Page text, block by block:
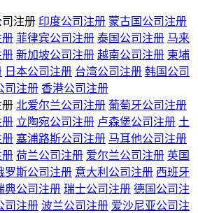
注册 印度公司注册 蒙古国公司注册
册 菲律宾公司注册 泰国公司注册 马来
册 新加坡公司注册 越南公司注册 柬埔
日本公司注册 台湾公司注册 韩国公司
司注册 香港公司注册
册 北爱尔兰公司注册 葡萄牙公司注册
册 立陶宛公司注册 卢森堡公司注册 土
册 塞浦路斯公司注册 马耳他公司注册
册 荷兰公司注册 爱尔兰公司注册 英国
罗斯公司注册 意大利公司注册 西班牙
典公司注册 瑞士公司注册 德国公司注
司注册 波兰公司注册 爱沙尼亚公司注